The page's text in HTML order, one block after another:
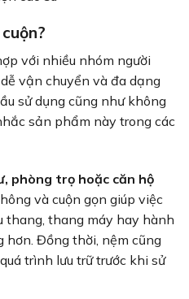
với nhiều nhóm người
vận chuyển và đa dạng
sử dụng cũng như không
sản phẩm này trong các
phòng trọ hoặc căn hộ
và cuộn gọn giúp việc
thang, thang máy hay hành
hơn. Đồng thời, nệm cũng
trình lưu trữ trước khi sử